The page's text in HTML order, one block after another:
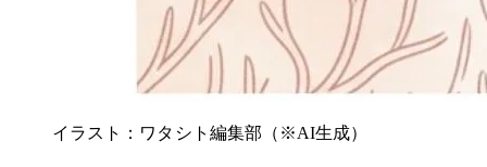
イラスト：ワタシト編集部（※AI生成）